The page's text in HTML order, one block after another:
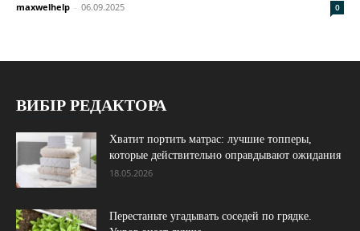
maxwelhelp - 06.09.2025 0
ВИБІР РЕДАКТОРА
Хватит портить матрас: лучшие топперы,
которые действительно оправдывают ожидания
18.05.2026
Перестаньте угадывать соседей по грядке.